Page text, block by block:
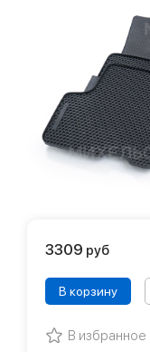
3309 руб
В корзину
В избранное